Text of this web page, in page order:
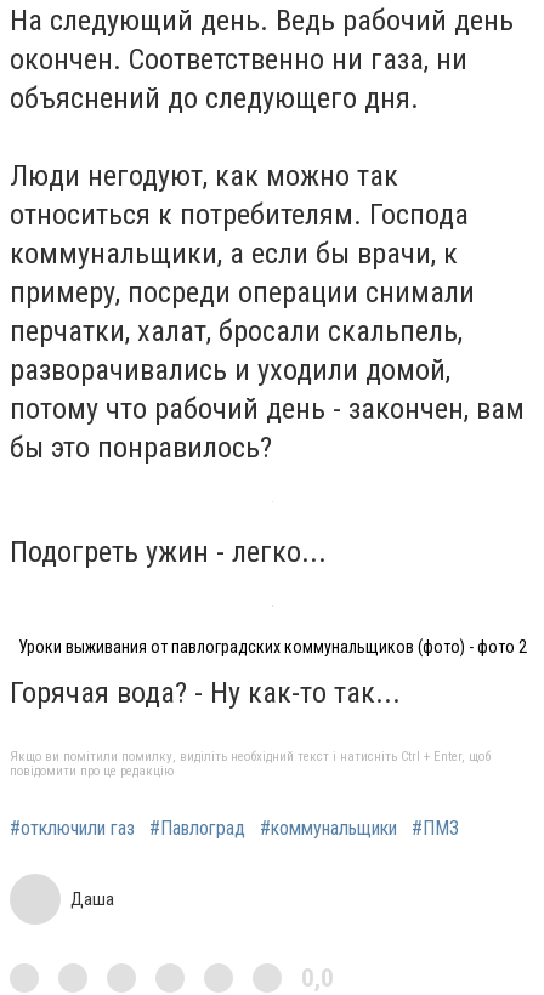
На следующий день. Ведь рабочий день
окончен. Соответственно ни газа, ни
объяснений до следующего дня.
Люди негодуют, как можно так
относиться к потребителям. Господа
коммунальщики, а если бы врачи, к
примеру, посреди операции снимали
перчатки, халат, бросали скальпель,
разворачивались и уходили домой,
потому что рабочий день - закончен, вам
бы это понравилось?
Подогреть ужин - легко...
Уроки выживания от павлоградских коммунальщиков (фото) - фото 2
Горячая вода? - Ну как-то так...
Якщо ви помітили помилку, виділіть необхідний текст і натисніть Ctrl + Enter, щоб
повідомити про це редакцію
#отключили газ #Павлоград #коммунальщики #ПМЗ
Даша
0,0